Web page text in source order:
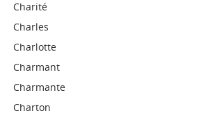
Charité
Charles
Charlotte
Charmant
Charmante
Charton